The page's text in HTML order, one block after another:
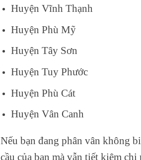
Huyện Vĩnh Thạnh
Huyện Phù Mỹ
Huyện Tây Sơn
Huyện Tuy Phước
Huyện Phù Cát
Huyện Vân Canh
Nếu bạn đang phân vân không
cầu của bạn mà vẫn tiết kiệm